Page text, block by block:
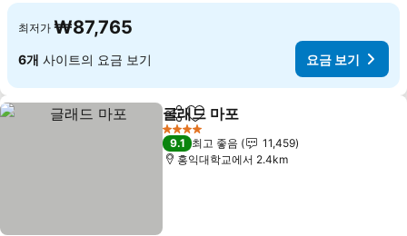
최저가 ₩87,765
6개 사이트의 요금 보기 요금 보기
공유 즐겨찾기에 추가
글래드 마포
4 성급
9.1 최고 좋음
11,459
홍익대학교에서 2.4km